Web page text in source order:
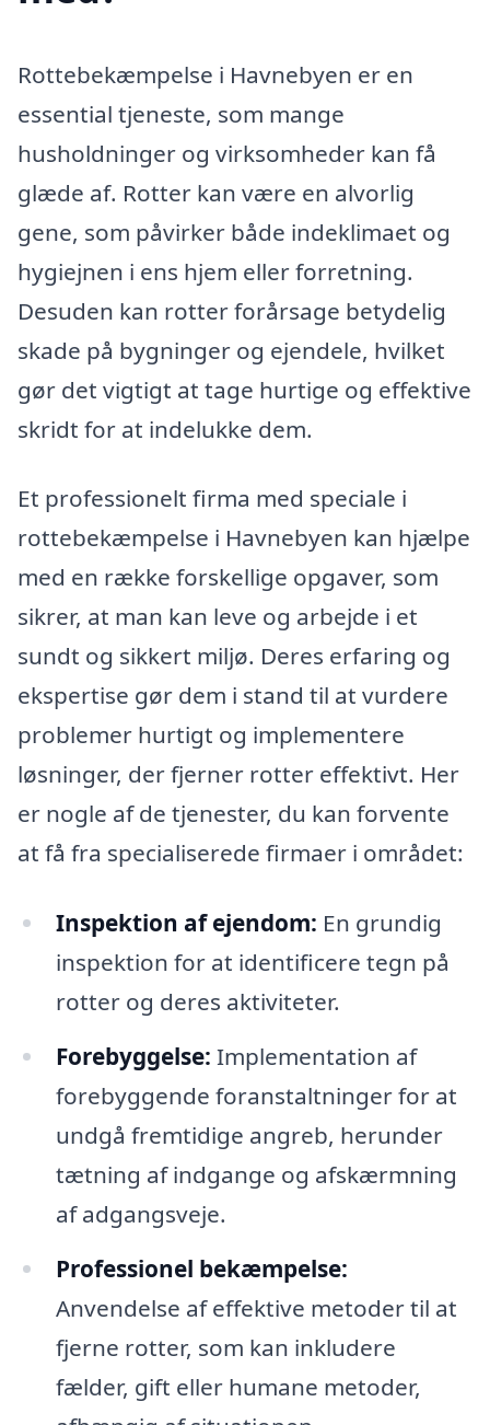
Rottebekæmpelse i Havnebyen er en
essential tjeneste, som mange
husholdninger og virksomheder kan få
glæde af. Rotter kan være en alvorlig
gene, som påvirker både indeklimaet og
hygiejnen i ens hjem eller forretning.
Desuden kan rotter forårsage betydelig
skade på bygninger og ejendele, hvilket
gør det vigtigt at tage hurtige og effektive
skridt for at indelukke dem.
Et professionelt firma med speciale i
rottebekæmpelse i Havnebyen kan hjælpe
med en række forskellige opgaver, som
sikrer, at man kan leve og arbejde i et
sundt og sikkert miljø. Deres erfaring og
ekspertise gør dem i stand til at vurdere
problemer hurtigt og implementere
løsninger, der fjerner rotter effektivt. Her
er nogle af de tjenester, du kan forvente
at få fra specialiserede firmaer i området:
Inspektion af ejendom: En grundig
inspektion for at identificere tegn på
rotter og deres aktiviteter.
Forebyggelse: Implementation af
forebyggende foranstaltninger for at
undgå fremtidige angreb, herunder
tætning af indgange og afskærmning
af adgangsveje.
Professionel bekæmpelse:
Anvendelse af effektive metoder til at
fjerne rotter, som kan inkludere
fælder, gift eller humane metoder,